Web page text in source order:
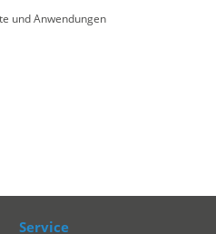
und Anwendungen
Service